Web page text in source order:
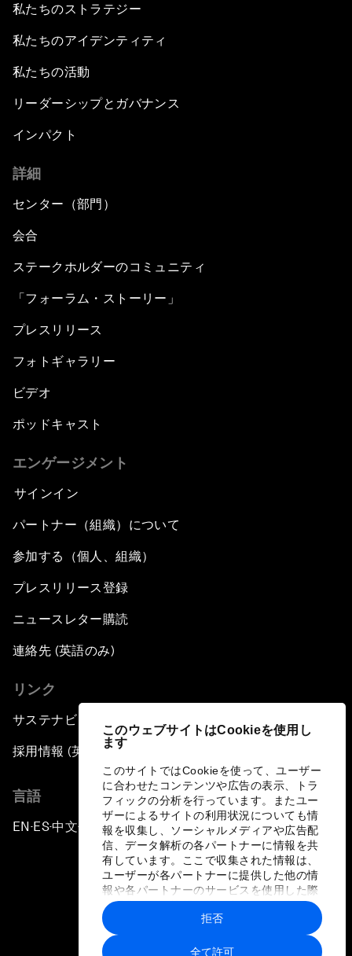
このウェブサイトはCookieを使用し
ます
このサイトではCookieを使って、ユーザー
に合わせたコンテンツや広告の表示、トラ
フィックの分析を行っています。またユー
ザーによるサイトの利用状況についても情
報を収集し、ソーシャルメディアや広告配
信、データ解析の各パートナーに情報を共
有しています。ここで収集された情報は、
ユーザーが各パートナーに提供した他の情
報や各パートナーのサービスを使用した際
に収集された情報と組み合わされ、各パー
トナーによって使用されることがありま
す。
全て許可
拒否
私たちのストラテジー
私たちのアイデンティティ
私たちの活動
リーダーシップとガバナンス
インパクト
詳細
センター（部門）
会合
ステークホルダーのコミュニティ
「フォーラム・ストーリー」
プレスリリース
フォトギャラリー
ビデオ
ポッドキャスト
エンゲージメント
サインイン
パートナー（組織）について
参加する（個人、組織）
プレスリリース登録
ニュースレター購読
連絡先 (英語のみ)
リンク
サステナビリティへの取り組み
採用情報 (英語のみ)
言語
EN ▪ES▪中文▪ 日本語
プライバシーポリシーと利用規約